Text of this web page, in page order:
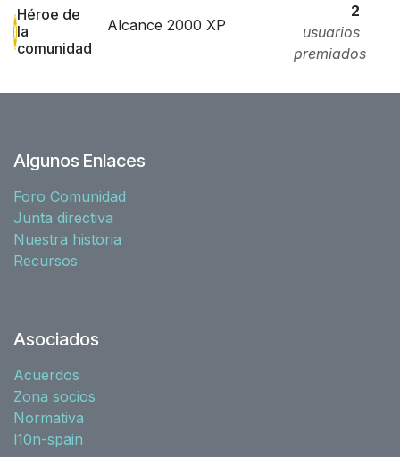
Héroe de
la
comunidad
Alcance 2000 XP
2
usuarios
premiados
Algunos Enlaces
Foro Comunidad
Junta directiva
Nuestra historia
Recursos
Asociados
Acuerdos
Zona socios
Normativa
l10n-spain